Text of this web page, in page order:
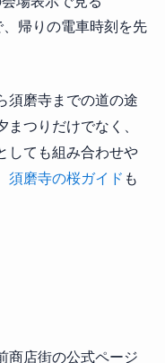
帰りの電車時刻を先
須磨寺までの道の途
つりだけでなく、
しても組み合わせや
須磨寺の桜ガイド も
商店街の公式ページ